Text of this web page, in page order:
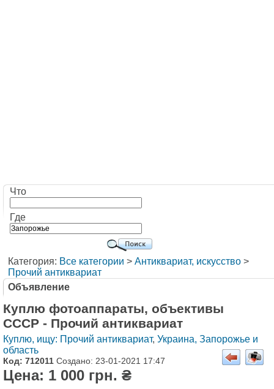
Что
Где
Категория: Все категории > Антиквариат, искусство >
Прочий антиквариат
Объявление
Куплю фотоаппараты, объективы
СССР - Прочий антиквариат
Куплю, ищу: Прочий антиквариат, Украина, Запорожье и
область
Код: 712011 Создано: 23-01-2021 17:47
Цена: 1 000 грн. ₴